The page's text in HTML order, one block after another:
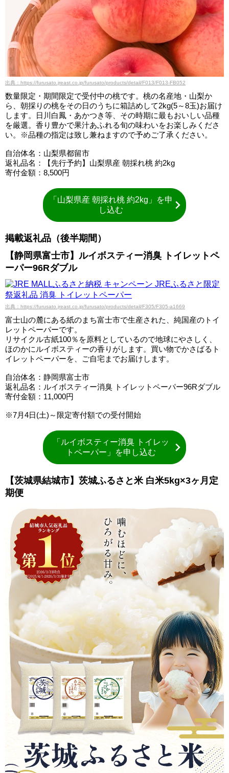
出典：https://furusato.jreast.co.jp/furusato/products/detail/F013/F013-FB052
数量限定・期間限定で受付中の桃です。桃の名産地・山梨か
ら、朝採りの桃をその日のうちに箱詰めして2kg(5～8玉)お届け
します。日川白鳳・あかつき等、その時期に最もおいしい品種
を厳選。香り豊かで果汁あふれる旬の味わいをお楽しみくださ
い。※品種の指定は致し兼ねますので予めご了承ください。
自治体名：山梨県都留市
返礼品名：【先行予約】山梨県産 朝採れ桃 約2kg
寄付金額：8,500円
「山梨県産 朝採れ桃 約2kg」を申
し込む
掲載返礼品（後半期間）
【静岡県富士市】ルイボスティー消臭 トイレットペ
ーパー96Rダブル
出典：https://furusato.jreast.co.jp/furusato/products/detail/F305/F305-a1669
富士山の麓にある紙のまち富士市で生産された、純国産のトイ
レットペーパーです。
リサイクル古紙100％を原料としているので地球にやさしく、
ほのかにルイボスティーの香りがします。買い物でかさばるト
イレットペーパーを、ご自宅までお届けします。
自治体名：静岡県富士市
返礼品名：ルイボスティー消臭 トイレットペーパー96Rダブル
寄付金額：11,000円
※7月4日(土)～限定寄付額での受付開始
「ルイボスティー消臭 トイレッ
トペーパー」を申し込む
【茨城県結城市】茨城ふるさと米 白米5kg×3ヶ月定
期便